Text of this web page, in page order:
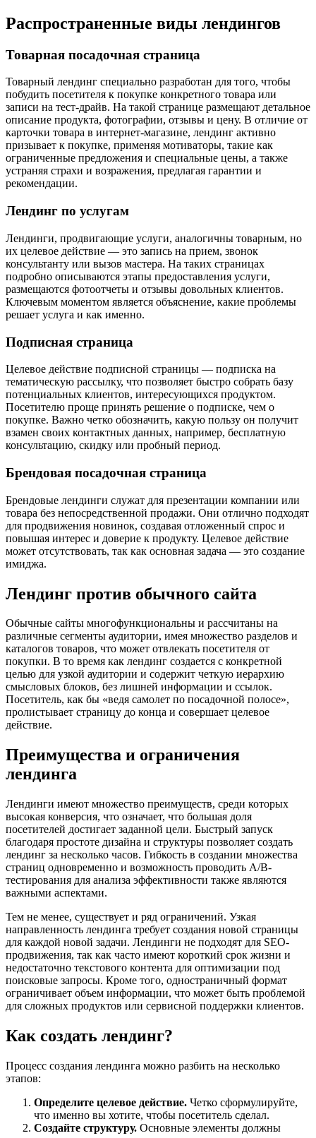
Распространенные виды лендингов
Товарная посадочная страница
Товарный лендинг специально разработан для того, чтобы
побудить посетителя к покупке конкретного товара или
записи на тест-драйв. На такой странице размещают детальное
описание продукта, фотографии, отзывы и цену. В отличие от
карточки товара в интернет-магазине, лендинг активно
призывает к покупке, применяя мотиваторы, такие как
ограниченные предложения и специальные цены, а также
устраняя страхи и возражения, предлагая гарантии и
рекомендации.
Лендинг по услугам
Лендинги, продвигающие услуги, аналогичны товарным, но
их целевое действие — это запись на прием, звонок
консультанту или вызов мастера. На таких страницах
подробно описываются этапы предоставления услуги,
размещаются фотоотчеты и отзывы довольных клиентов.
Ключевым моментом является объяснение, какие проблемы
решает услуга и как именно.
Подписная страница
Целевое действие подписной страницы — подписка на
тематическую рассылку, что позволяет быстро собрать базу
потенциальных клиентов, интересующихся продуктом.
Посетителю проще принять решение о подписке, чем о
покупке. Важно четко обозначить, какую пользу он получит
взамен своих контактных данных, например, бесплатную
консультацию, скидку или пробный период.
Брендовая посадочная страница
Брендовые лендинги служат для презентации компании или
товара без непосредственной продажи. Они отлично подходят
для продвижения новинок, создавая отложенный спрос и
повышая интерес и доверие к продукту. Целевое действие
может отсутствовать, так как основная задача — это создание
имиджа.
Лендинг против обычного сайта
Обычные сайты многофункциональны и рассчитаны на
различные сегменты аудитории, имея множество разделов и
каталогов товаров, что может отвлекать посетителя от
покупки. В то время как лендинг создается с конкретной
целью для узкой аудитории и содержит четкую иерархию
смысловых блоков, без лишней информации и ссылок.
Посетитель, как бы «ведя самолет по посадочной полосе»,
пролистывает страницу до конца и совершает целевое
действие.
Преимущества и ограничения
лендинга
Лендинги имеют множество преимуществ, среди которых
высокая конверсия, что означает, что большая доля
посетителей достигает заданной цели. Быстрый запуск
благодаря простоте дизайна и структуры позволяет создать
лендинг за несколько часов. Гибкость в создании множества
страниц одновременно и возможность проводить A/B-
тестирования для анализа эффективности также являются
важными аспектами.
Тем не менее, существует и ряд ограничений. Узкая
направленность лендинга требует создания новой страницы
для каждой новой задачи. Лендинги не подходят для SEO-
продвижения, так как часто имеют короткий срок жизни и
недостаточно текстового контента для оптимизации под
поисковые запросы. Кроме того, одностраничный формат
ограничивает объем информации, что может быть проблемой
для сложных продуктов или сервисной поддержки клиентов.
Как создать лендинг?
Процесс создания лендинга можно разбить на несколько
этапов:
Определите целевое действие. Четко сформулируйте,
что именно вы хотите, чтобы посетитель сделал.
Создайте структуру. Основные элементы должны